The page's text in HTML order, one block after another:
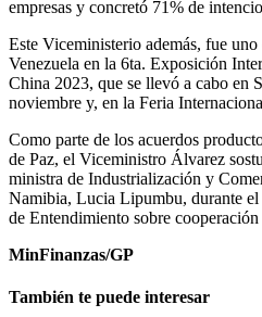
empresas y concretó 71% de
Este Viceministerio además, fue uno
Venezuela en la 6ta. Exposición
China 2023, que se llevó a cabo en
noviembre y, en la Feria
Como parte de los acuerdos
de Paz, el Viceministro Álvarez
ministra de Industrialización y
Namibia, Lucia Lipumbu, durante
de Entendimiento sobre
MinFinanzas/GP
También te puede interesar